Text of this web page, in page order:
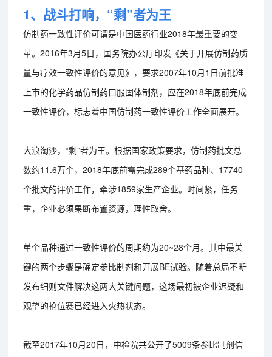
1、战斗打响，“剩”者为王
仿制药一致性评价可谓是中国医药行业2018年最重要的变
革。2016年3月5日，国务院办公厅印发《关于开展仿制药质
量与疗效一致性评价的意见》，要求2007年10月1日前批准
上市的化学药品仿制药口服固体制剂，应在2018年底前完成
一致性评价，标志着中国仿制药一致性评价工作全面展开。
大浪淘沙，“剩”者为王。根据国家政策要求，仿制药批文总
数约11.6万个，2018年底前需完成289个基药品种、17740
个批文的评价工作，牵涉1859家生产企业。时间紧，任务
重，企业必须果断布置资源，理性取舍。
单个品种通过一致性评价的周期约为20~28个月。其中最关
键的两个步骤是确定参比制剂和开展BE试验。随着总局不断
发布细则文件解决这两大关键问题，这场最初被企业迟疑和
观望的抢位赛已经进入火热状态。
截至2017年10月20日，中检院共公开了5009条参比制剂信